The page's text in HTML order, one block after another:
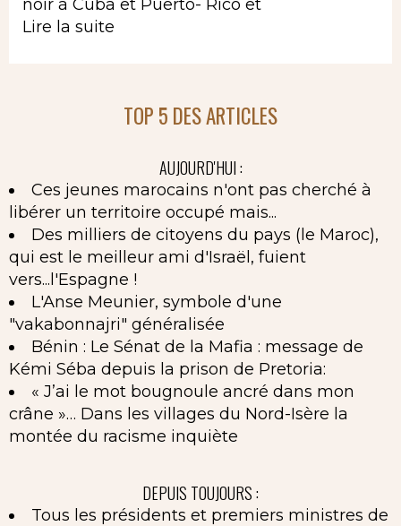
noir à Cuba et Puerto- Rico et
Lire la suite
TOP 5 DES ARTICLES
AUJOURD'HUI :
Ces jeunes marocains n'ont pas cherché à
libérer un territoire occupé mais...
Des milliers de citoyens du pays (le Maroc),
qui est le meilleur ami d'Israël, fuient
vers...l'Espagne !
L'Anse Meunier, symbole d'une
"vakabonnajri" généralisée
Bénin : Le Sénat de la Mafia : message de
Kémi Séba depuis la prison de Pretoria:
« J’ai le mot bougnoule ancré dans mon
crâne »… Dans les villages du Nord-Isère la
montée du racisme inquiète
DEPUIS TOUJOURS :
Tous les présidents et premiers ministres de